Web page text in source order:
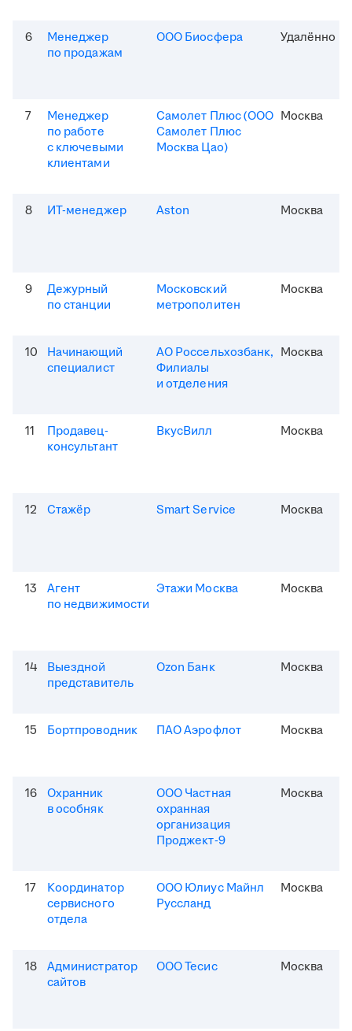
6
Менеджер
по продажам
ООО Биосфера Удалённо
7
Менеджер
по работе
с ключевыми
клиентами
Самолет Плюс (ООО
Самолет Плюс
Москва Цао)
Москва
8 ИТ-менеджер Aston Москва
9
Дежурный
по станции
Московский
метрополитен
Москва
10
Начинающий
специалист
АО Россельхозбанк,
Филиалы
и отделения
Москва
11
Продавец-
консультант
ВкусВилл Москва
12 Стажёр Smart Service Москва
13
Агент
по недвижимости
Этажи Москва Москва
14
Выездной
представитель
Ozon Банк Москва
15 Бортпроводник ПАО Аэрофлот Москва
16
Охранник
в особняк
ООО Частная
охранная
организация
Проджект-9
Москва
17
Координатор
сервисного
отдела
ООО Юлиус Майнл
Руссланд
Москва
18
Администратор
сайтов
ООО Тесис Москва